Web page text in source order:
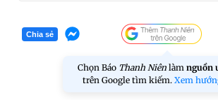
Chia sẻ
Chọn Báo Thanh Niên làm nguồn
trên Google tìm kiếm. Xem